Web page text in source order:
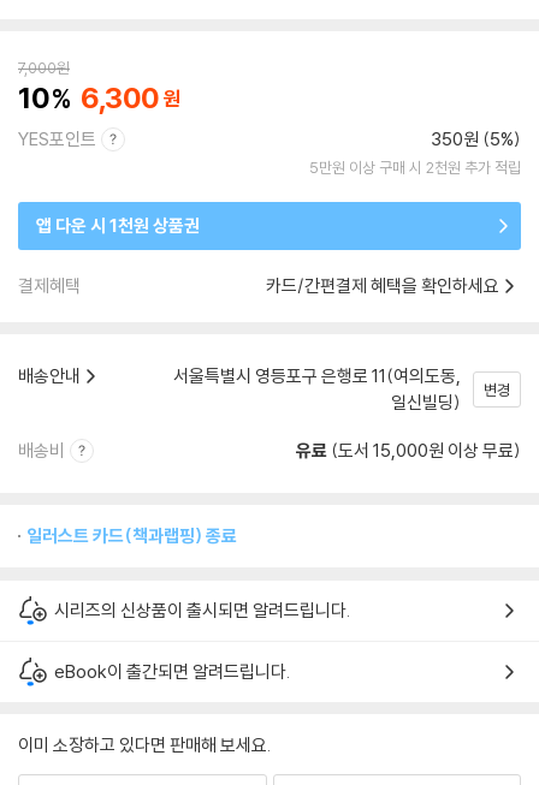
7,000원
10 6,300
YES포인트 350원 (5%)
5만원 이상 구매 시 2천원 추가 적립
앱 다운 시 1천원 상품권
결제혜택 카드/간편결제 혜택을 확인하세요
배송안내
서울특별시 영등포구 은행로 11(여의도동,
일신빌딩)
변경
배송비 유료 (도서 15,000원 이상 무료)
일러스트 카드(책과랩핑) 종료
시리즈의 신상품이 출시되면 알려드립니다.
eBook이 출간되면 알려드립니다.
이미 소장하고 있다면 판매해 보세요.